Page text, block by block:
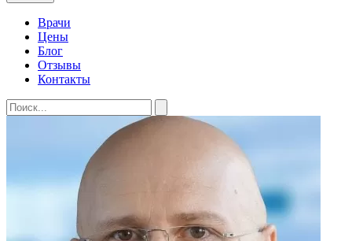
Врачи
Цены
Блог
Отзывы
Контакты